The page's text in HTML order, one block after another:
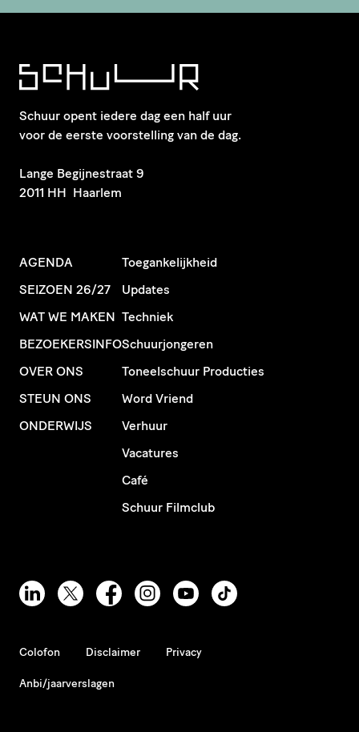
Schuur opent iedere dag een half uur
voor de eerste voorstelling van de dag.
​Lange Begijnestraat 9
2011 HH Haarlem
AGENDA
SEIZOEN 26/27
WAT WE MAKEN
BEZOEKERSINFO
OVER ONS
STEUN ONS
ONDERWIJS
Toegankelijkheid
Updates
Techniek
Schuurjongeren
Toneelschuur Producties
Word Vriend
Verhuur
Vacatures
Café
Schuur Filmclub
Colofon Disclaimer Privacy
Anbi/jaarverslagen